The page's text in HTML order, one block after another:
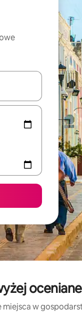
się po nich za
miejsca w